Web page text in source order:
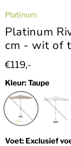
Platinum
Platinum
cm - wit of
Huidige prijs
€119,-
Kleur:Taupe
Voet: Exclusief